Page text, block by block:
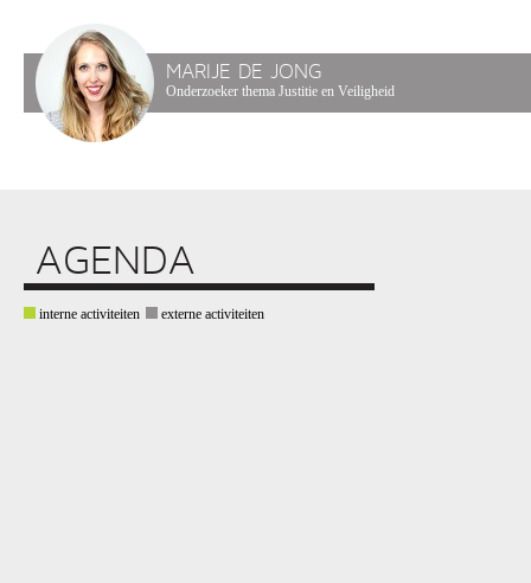
MARIJE DE JONG
Onderzoeker thema Justitie en Veiligheid
AGENDA
interne activiteiten externe activiteiten